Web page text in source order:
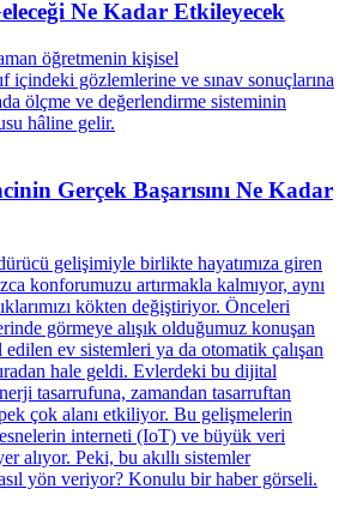
Ne Kadar Etkileyecek
Gerçek Başarısını Ne Kadar